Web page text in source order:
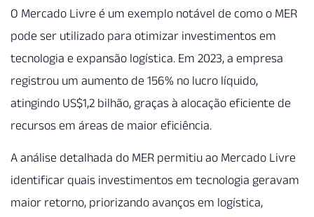
O Mercado Livre é um exemplo notável de como o MER
pode ser utilizado para otimizar investimentos em
tecnologia e expansão logística. Em 2023, a empresa
registrou um aumento de 156% no lucro líquido,
atingindo US$1,2 bilhão, graças à alocação eficiente de
recursos em áreas de maior eficiência.
A análise detalhada do MER permitiu ao Mercado Livre
identificar quais investimentos em tecnologia geravam
maior retorno, priorizando avanços em logística,